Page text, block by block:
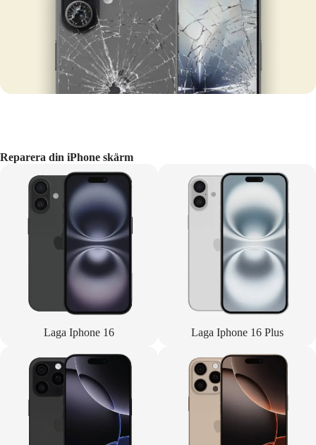
Reparera din iPhone skärm
Laga Iphone 16 Laga Iphone 16 Plus